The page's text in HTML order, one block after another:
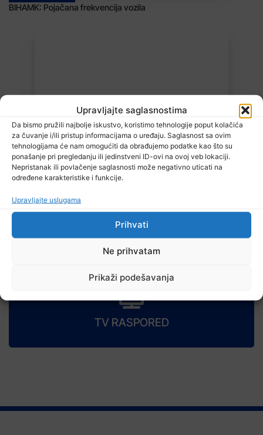
Upravljajte saglasnostima
Da bismo pružili najbolje iskustvo, koristimo tehnologije poput kolačića
za čuvanje i/ili pristup informacijama o uređaju. Saglasnost sa ovim
tehnologijama će nam omogućiti da obrađujemo podatke kao što su
ponašanje pri pregledanju ili jedinstveni ID-ovi na ovoj veb lokaciji.
Nepristanak ili povlačenje saglasnosti može negativno uticati na
određene karakteristike i funkcije.
Upravljajte uslugama
Prihvati
Ne prihvatam
Prikaži podešavanja
BIHAMK: Pojačana frekvencija vozila
Danas promjenjljivo i nestabilno vrijeme
7 Augusta, 2026
U Kalesiji u toku rekonstrukcija puteva
TV RASPORED